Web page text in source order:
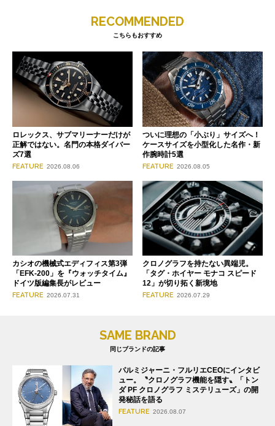
RECOMMENDED
こちらもおすすめ
ロレックス、サブマリーナーだけが
正解ではない。名門の本格ダイバー
ズ7選
FEATURE 2026.08.06
ついに理想の「小ぶり」サイズへ！
ケースサイズを小型化した名作・新
作腕時計5選
FEATURE 2026.08.05
カシオの機械式エディフィス第3弾
「EFK-200」を『ウォッチタイム』
ドイツ版編集長がレビュー
FEATURE 2026.07.31
クロノグラフを持たない異端児。
「タグ・ホイヤー モナコ スピード
12」が切り拓く新境地
FEATURE 2026.07.29
SAME BRAND
同じブランドの記事
パルミジャーニ・フルリエCEOにインタビ
ュー。〝クロノグラフ機能を隠す〟「トン
ダ PF クロノグラフ ミステリューズ」の開
発秘話を語る
FEATURE 2026.08.07